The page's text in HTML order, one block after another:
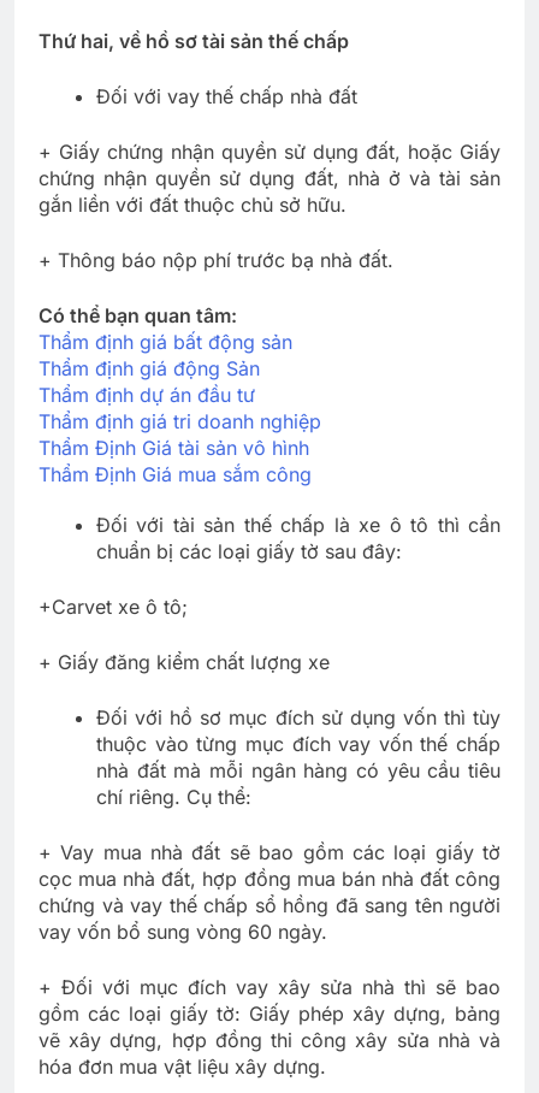
Thứ hai, về hồ sơ tài sản thế chấp
Đối với vay thế chấp nhà đất
+ Giấy chứng nhận quyền sử dụng đất, hoặc Giấy
chứng nhận quyền sử dụng đất, nhà ở và tài sản
gắn liền với đất thuộc chủ sở hữu.
+ Thông báo nộp phí trước bạ nhà đất.
Có thể bạn quan tâm:
Thẩm định giá bất động sản
Thẩm định giá động Sản
Thẩm định dự án đầu tư
Thẩm định giá tri doanh nghiệp
Thẩm Định Giá tài sản vô hình
Thẩm Định Giá mua sắm công
Đối với tài sản thế chấp là xe ô tô thì cần
chuẩn bị các loại giấy tờ sau đây:
+Carvet xe ô tô;
+ Giấy đăng kiểm chất lượng xe
Đối với hồ sơ mục đích sử dụng vốn thì tùy
thuộc vào từng mục đích vay vốn thế chấp
nhà đất mà mỗi ngân hàng có yêu cầu tiêu
chí riêng. Cụ thể:
+ Vay mua nhà đất sẽ bao gồm các loại giấy tờ
cọc mua nhà đất, hợp đồng mua bán nhà đất công
chứng và vay thế chấp sổ hồng đã sang tên người
vay vốn bổ sung vòng 60 ngày.
+ Đối với mục đích vay xây sửa nhà thì sẽ bao
gồm các loại giấy tờ: Giấy phép xây dựng, bảng
vẽ xây dựng, hợp đồng thi công xây sửa nhà và
hóa đơn mua vật liệu xây dựng.